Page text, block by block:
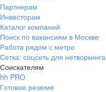
Партнерам
Инвесторам
Каталог компаний
Поиск по вакансиям в Москве
Работа рядом с метро
Сетка: соцсеть для нетворкинга
Соискателям
hh PRO
Готовое резюме